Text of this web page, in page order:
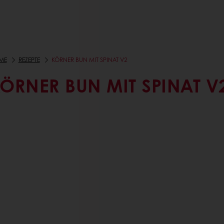
REZEPTE KÖRNER BUN MIT SPINAT V2
BUN MIT SPINAT